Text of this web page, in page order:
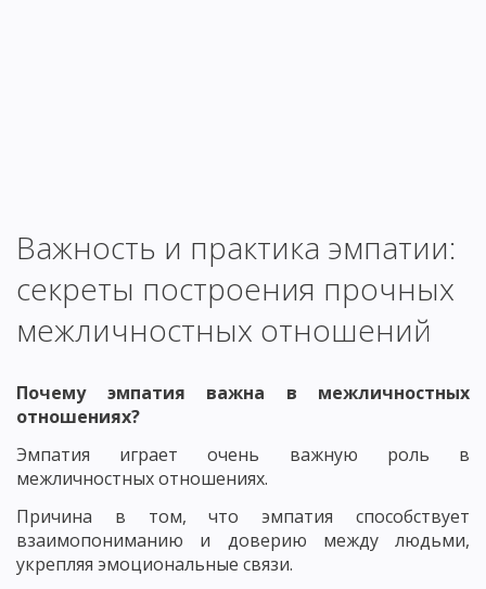
Важность и практика эмпатии:
секреты построения прочных
межличностных отношений
Почему эмпатия важна в межличностных
отношениях?
Эмпатия играет очень важную роль в
межличностных отношениях.
Причина в том, что эмпатия способствует
взаимопониманию и доверию между людьми,
укрепляя эмоциональные связи.